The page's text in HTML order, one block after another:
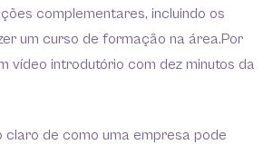
complementares, incluindo os
um curso de formação na área.Por
vídeo introdutório com dez minutos da
claro de como uma empresa pode